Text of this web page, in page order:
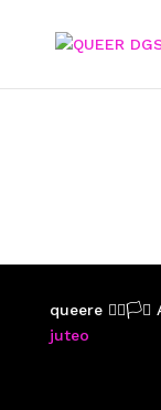
queere 🏳️‍🌈🏳️‍⚧️
juteo